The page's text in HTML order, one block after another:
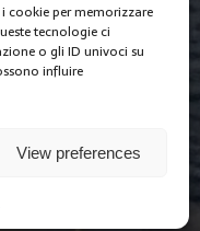
cookie per memorizzare
tecnologie ci
o gli ID univoci su
influire
View preferences
(EU)